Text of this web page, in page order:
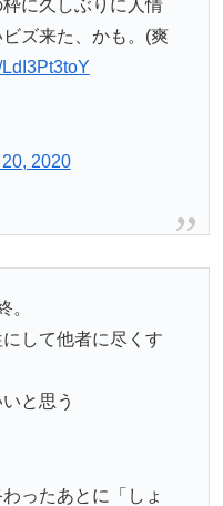
に久しぶりに人情
ズ来た、かも。(爽
2020
。
して他者に尽くす
と思う
ったあとに「しょ